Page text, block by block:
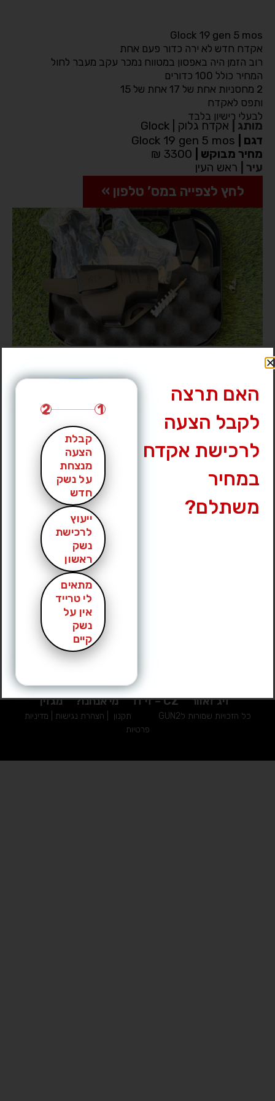
Glock 19 gen 5 mos
אקדח חדש לא ירה כדור פעם אחת
רוב הזמן היה באפסון במטווח נמכר עקב מעבר לחול
המחיר כולל 100 כדורים
2 מחסניות אחת של 17 אחת של 15
ותפס לאקדח
לבעלי רישיון בלבד
מותג
אקדח גלוק | Glock
דגם
מחיר מבוקש
עיר
ראש העין
לחץ לצפייה במס’ טלפון »
אביזרי נשק יד 2
אקדח גלוק | Glock
זיג זאוור
CZ – זי זד מי אנחנו? מגזין
כל הזכויות שמורות לGUN2 תקנון הצהרת נגישות
מדיניות
פרטיות
האם תרצה
לקבל הצעה
לרכישת אקדח
במחיר
משתלם?
1
2
קבלת
הצעה
מנצחת
על נשק
חדש
ייעוץ
לרכישת
נשק
ראשון
מתאים
לי טרייד
אין על
נשק
קיים